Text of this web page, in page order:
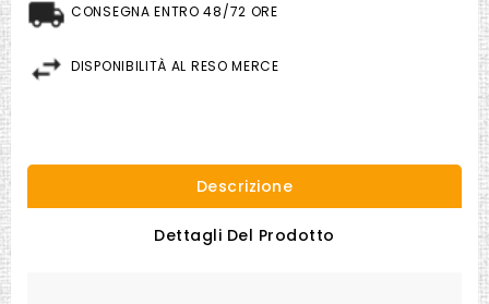
CONSEGNA ENTRO 48/72 ORE
DISPONIBILITÀ AL RESO MERCE
Descrizione
Dettagli Del Prodotto